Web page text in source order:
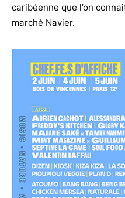
caribéenne que l’on
marché Navier.